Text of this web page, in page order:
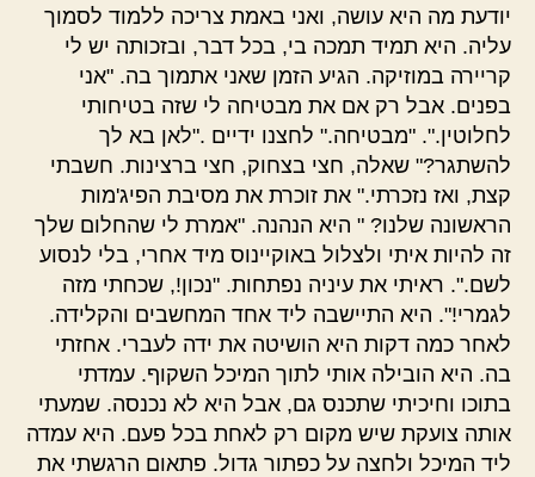
יודעת מה היא עושה, ואני באמת צריכה ללמוד לסמוך
עליה. היא תמיד תמכה בי, בכל דבר, ובזכותה יש לי
קריירה במוזיקה. הגיע הזמן שאני אתמוך בה. "אני
בפנים. אבל רק אם את מבטיחה לי שזה בטיחותי
לחלוטין.". "מבטיחה." לחצנו ידיים ."לאן בא לך
להשתגר?" שאלה, חצי בצחוק, חצי ברצינות. חשבתי
קצת, ואז נזכרתי." את זוכרת את מסיבת הפיג'מות
הראשונה שלנו? " היא הנהנה. "אמרת לי שהחלום שלך
זה להיות איתי ולצלול באוקיינוס מיד אחרי, בלי לנסוע
לשם.". ראיתי את עיניה נפתחות. "נכון!, שכחתי מזה
לגמרי!". היא התיישבה ליד אחד המחשבים והקלידה.
לאחר כמה דקות היא הושיטה את ידה לעברי. אחזתי
בה. היא הובילה אותי לתוך המיכל השקוף. עמדתי
בתוכו וחיכיתי שתכנס גם, אבל היא לא נכנסה. שמעתי
אותה צועקת שיש מקום רק לאחת בכל פעם. היא עמדה
ליד המיכל ולחצה על כפתור גדול. פתאום הרגשתי את